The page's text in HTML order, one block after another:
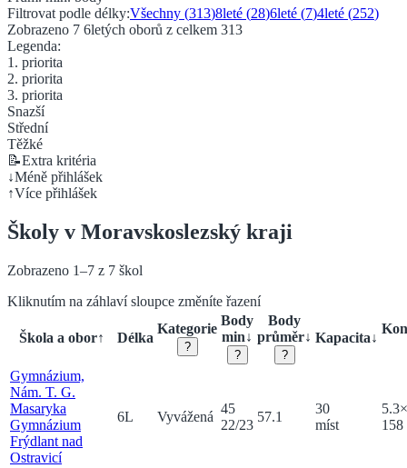
Filtrovat podle délky:Všechny (313)8leté (28)6leté (7)4leté (252)
Zobrazeno 7 6letých oborů z celkem 313
Legenda:
1. priorita
2. priorita
3. priorita
Snazší
Střední
Těžké
📝Extra kritéria
↓Méně přihlášek
↑Více přihlášek
Školy v Moravskoslezský kraji
Zobrazeno 1–7 z 7 škol
Kliknutím na záhlaví sloupce změníte řazení
Škola a obor↑ Délka
Kategorie
?
Body
min↓
?
Body
průměr↓
?
Kapacita↓
Gymnázium,
Nám. T. G.
Masaryka
Gymnázium
Frýdlant nad
Ostravicí
6L Vyvážená
45
22/23
57.1
30
míst
5.3
158